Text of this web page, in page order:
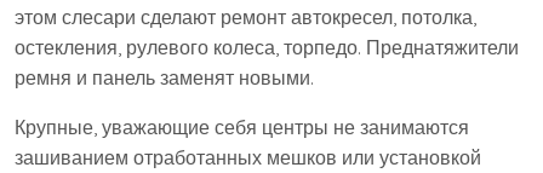
этом слесари сделают ремонт автокресел, потолка,
остекления, рулевого колеса, торпедо. Преднатяжители
ремня и панель заменят новыми.
Крупные, уважающие себя центры не занимаются
зашиванием отработанных мешков или установкой